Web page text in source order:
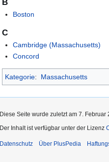
B
Boston
C
Cambridge (Massachusetts)
Concord
Kategorie: Massachusetts
Diese Seite wurde zuletzt am 7.
Der Inhalt ist verfügbar unter der Lizenz
Datenschutz Über PlusPedia